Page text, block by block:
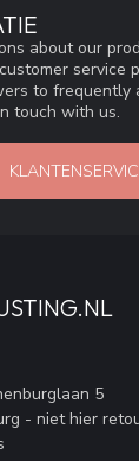
about our
service
to frequently
touch with us.
5
- niet hier